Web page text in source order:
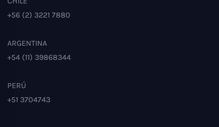
+56 (2) 3221 7880
ARGENTINA
+54 (11) 39868344
PERÚ
+51 3704743